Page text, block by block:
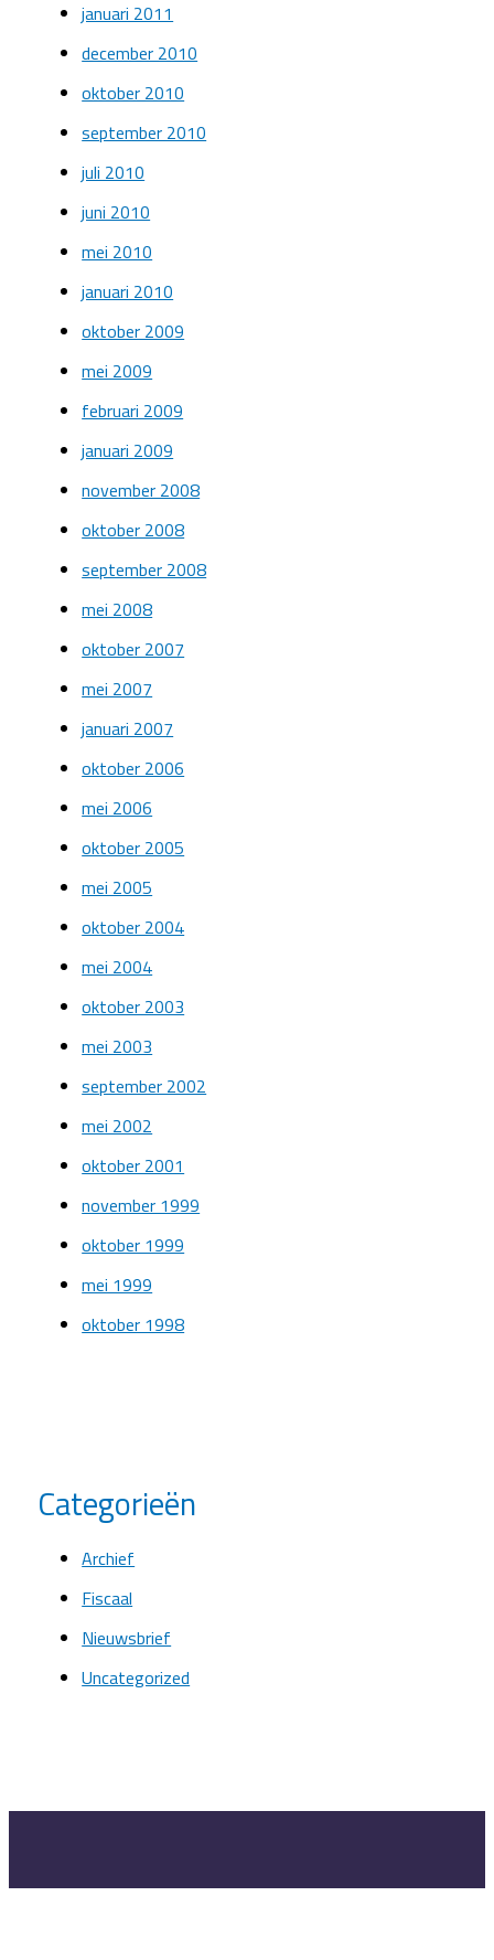
januari 2011
december 2010
oktober 2010
september 2010
juli 2010
juni 2010
mei 2010
januari 2010
oktober 2009
mei 2009
februari 2009
januari 2009
november 2008
oktober 2008
september 2008
mei 2008
oktober 2007
mei 2007
januari 2007
oktober 2006
mei 2006
oktober 2005
mei 2005
oktober 2004
mei 2004
oktober 2003
mei 2003
september 2002
mei 2002
oktober 2001
november 1999
oktober 1999
mei 1999
oktober 1998
Categorieën
Archief
Fiscaal
Nieuwsbrief
Uncategorized